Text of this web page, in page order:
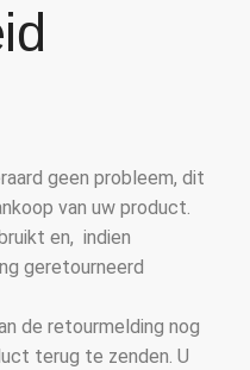
geen probleem, dit
van uw product.
en, indien
geretourneerd
de retourmelding nog
terug te zenden. U